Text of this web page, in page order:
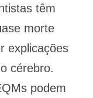
têm
morte
explicações
cérebro.
podem